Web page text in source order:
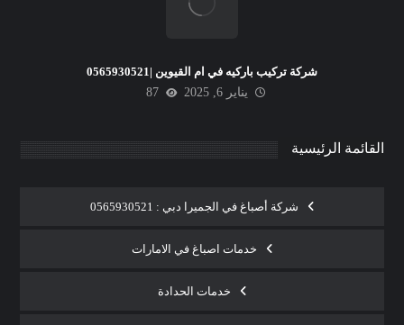
شركة تركيب باركيه في ام القيوين |0565930521
يناير 6, 2025
87
القائمة الرئيسية
شركة أصباغ في الجميرا دبي : 0565930521
خدمات اصباغ في الامارات
خدمات الحدادة